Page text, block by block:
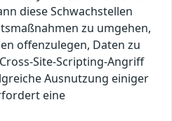
diese Schwachstellen
zu umgehen,
offenzulegen, Daten zu
Site-Scripting-Angriff
Ausnutzung einiger
eine